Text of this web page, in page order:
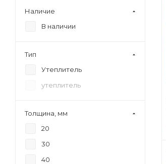
Наличие
В наличии
Тип
Утеплитель
утеплитель
Толщина, мм
20
30
40